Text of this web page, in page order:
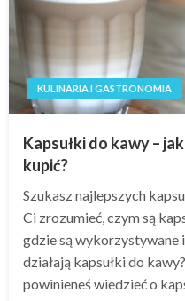
KULINARIA I GASTRONOMIA
Kapsułki do kawy –
kupić?
Szukasz najlepszych
Ci zrozumieć, czym są
gdzie są wykorzystywane
działają kapsułki do
powinieneś wiedzieć o